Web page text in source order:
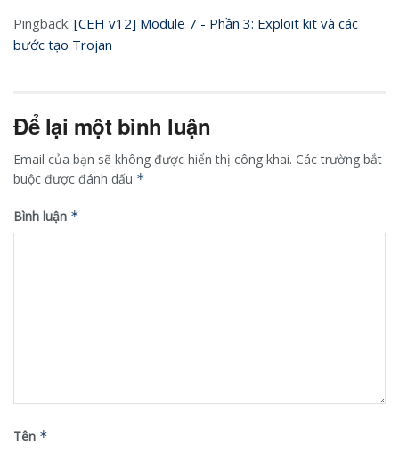
Pingback: [CEH v12] Module 7 - Phần 3: Exploit kit và các
bước tạo Trojan
Để lại một bình luận
Email của bạn sẽ không được hiển thị công khai. Các trường bắt
buộc được đánh dấu *
Bình luận *
Tên *